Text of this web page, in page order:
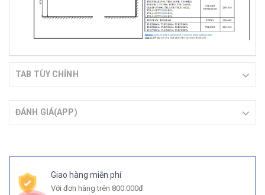
TAB TÙY CHỈNH
ĐÁNH GIÁ(APP)
Giao hàng miễn phí
Với đơn hàng trên 800.000đ